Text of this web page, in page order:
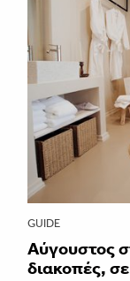
GUIDE
Aύγουστος
διακοπές,